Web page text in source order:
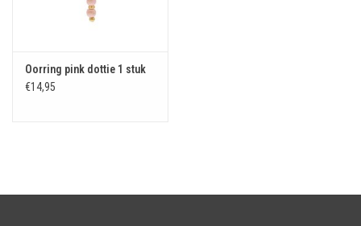
Oorring pink dottie 1 stuk
€14,95